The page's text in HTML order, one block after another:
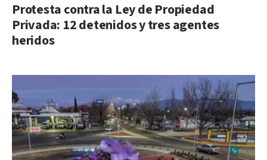
Protesta contra la Ley de Propiedad
Privada: 12 detenidos y tres agentes
heridos